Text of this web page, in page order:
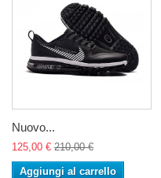
Nuovo...
125,00 € 210,00 €
Aggiungi al carrello